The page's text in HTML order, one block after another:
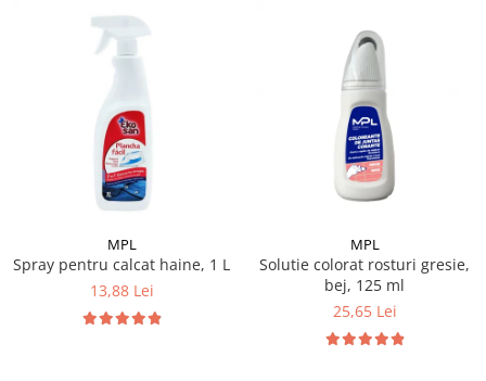
MPL
Spray pentru calcat haine, 1 L
13,88 Lei
MPL
Solutie colorat rosturi gresie,
bej, 125 ml
25,65 Lei